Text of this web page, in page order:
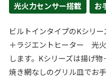
光火力センサー搭載 お
ビルトインタイプのKシリ
＋ラジエントヒーター 光
します。Kシリーズは揚げ
焼き網なしのグリル皿でお